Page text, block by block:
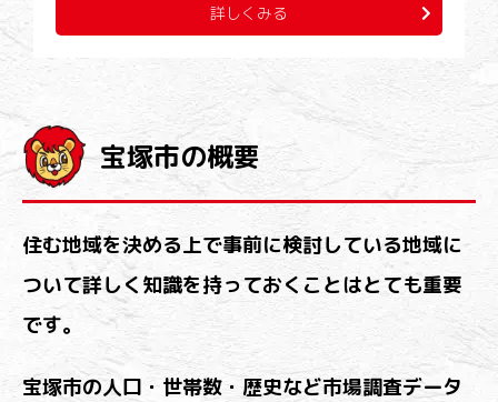
詳しくみる
宝塚市の概要
住む地域を決める上で事前に検討している地域に
ついて詳しく知識を持っておくことはとても重要
です。
宝塚市の人口・世帯数・歴史など市場調査データ